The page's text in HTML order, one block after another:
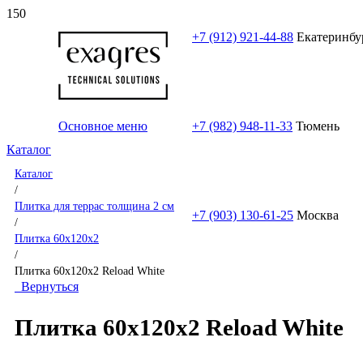
+7 (912) 921-44-88
+7 (982) 948-11-33 Тюмень
+7 (903) 130-61-25 Москва
Основное меню
Каталог
Каталог
/
Плитка для террас толщина 2 см
/
Плитка 60x120x2
/
Плитка 60x120x2 Reload White
Вернуться
Плитка 60x120x2 Reload White